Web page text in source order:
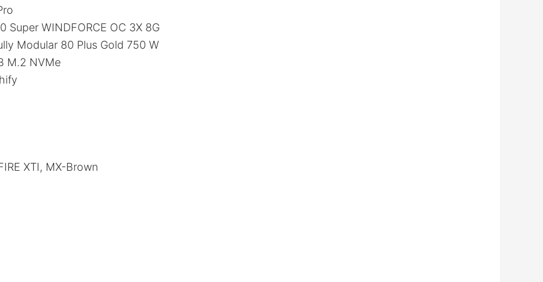
Super WINDFORCE OC 3X 8G
Modular 80 Plus Gold 750 W
M.2 NVMe
XTI, MX-Brown